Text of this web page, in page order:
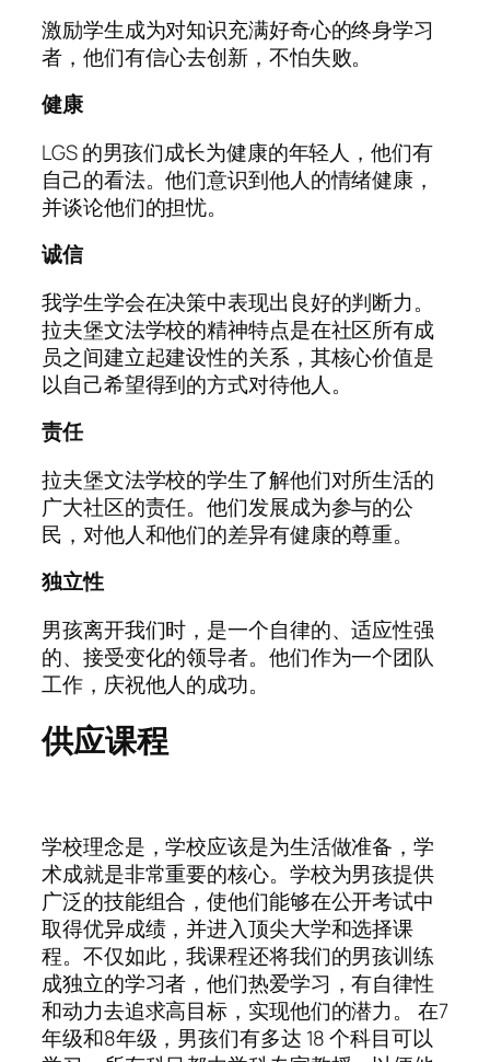
激励学生成为对知识充满好奇心的终身学习
者，他们有信心去创新，不怕失败。
健康
LGS 的男孩们成长为健康的年轻人，他们有
自己的看法。他们意识到他人的情绪健康，
并谈论他们的担忧。
诚信
我学生学会在决策中表现出良好的判断力。
拉夫堡文法学校的精神特点是在社区所有成
员之间建立起建设性的关系，其核心价值是
以自己希望得到的方式对待他人。
责任
拉夫堡文法学校的学生了解他们对所生活的
广大社区的责任。他们发展成为参与的公
民，对他人和他们的差异有健康的尊重。
独立性
男孩离开我们时，是一个自律的、适应性强
的、接受变化的领导者。他们作为一个团队
工作，庆祝他人的成功。
供应课程
学校理念是，学校应该是为生活做准备，学
术成就是非常重要的核心。学校为男孩提供
广泛的技能组合，使他们能够在公开考试中
取得优异成绩，并进入顶尖大学和选择课
程。不仅如此，我课程还将我们的男孩训练
成独立的学习者，他们热爱学习，有自律性
和动力去追求高目标，实现他们的潜力。 在7
年级和8年级，男孩们有多达 18 个科目可以